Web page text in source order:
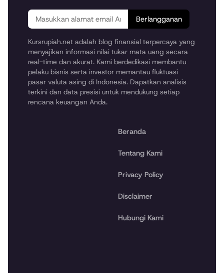
Berlangganan
Kursrupiah.net adalah blog finansial terpercaya yang
menyajikan informasi nilai tukar mata uang secara
real-time dan akurat. Kami berdedikasi membantu
pelaku bisnis serta investor memantau fluktuasi
pasar valuta asing di Indonesia. Dapatkan analisis
terkini dan data presisi untuk mendukung setiap
rencana keuangan Anda.
Beranda
Tentang Kami
Privacy Policy
Disclaimer
Hubungi Kami